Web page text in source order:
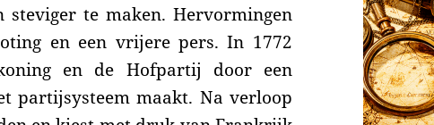
steviger te maken. Hervormingen
en een vrijere pers. In 1772
en de Hofpartij door een
partijsysteem maakt. Na verloop